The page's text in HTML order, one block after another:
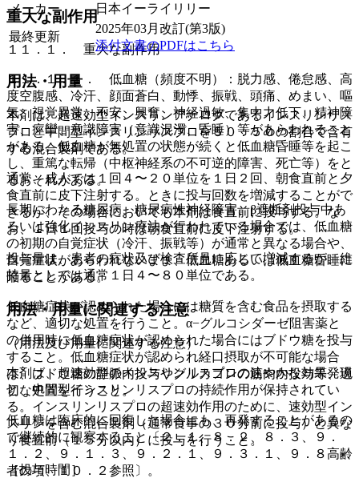
重大な副作用
１１．１． 重大な副作用
１１．１．１． 低血糖（頻度不明）：脱力感、倦怠感、高
度空腹感、冷汗、顔面蒼白、動悸、振戦、頭痛、めまい、嘔
気、視覚異常、不安、興奮、神経過敏、集中力低下、精神障
害、痙攣、意識障害（意識混濁、昏睡）等があらわれること
がある。低血糖が無処置の状態が続くと低血糖昏睡等を起こ
し、重篤な転帰（中枢神経系の不可逆的障害、死亡等）をと
るおそれがある。
長期にわたる糖尿病、糖尿病性神経障害、β遮断剤投与中あ
るいは強化インスリン療法が行われている場合では、低血糖
の初期の自覚症状（冷汗、振戦等）が通常と異なる場合や、
自覚症状があらわれないまま、低血糖あるいは低血糖昏睡に
陥ることがある。
低血糖症状が認められた場合には糖質を含む食品を摂取する
など、適切な処置を行うこと。α−グルコシダーゼ阻害薬と
の併用時に低血糖症状が認められた場合にはブドウ糖を投与
すること。低血糖症状が認められ経口摂取が不可能な場合
は、ブドウ糖の静脈内投与やグルカゴンの筋肉内投与等、適
切な処置を行うこと。
低血糖は臨床的に回復した場合にも、再発することがあるの
で継続的に観察すること〔２．１、８．２、８．３、９．
１．２、９．１．３、９．２．１、９．３．１、９．８高齢
者の項、１０．２参照〕。
メーカー
日本イーライリリー
最終更新
2025年03月改訂(第3版)
添付文書のPDFはこちら
用法・用量
本剤は、超速効型インスリンアナログであるインスリンリス
プロと中間型インスリンリスプロを５０：５０の割合で含有
する混合製剤である。
通常、成人では１回４〜２０単位を１日２回、朝食直前と夕
食直前に皮下注射する。ときに投与回数を増減することがで
きるが、その場合においても本剤は食直前に投与する。な
お、１日１回投与の時は朝食直前に皮下注射する。
投与量は、患者の症状及び検査所見に応じて増減するが、維
持量としては通常１日４〜８０単位である。
用法・用量に関連する注意
（用法及び用量に関連する注意）
本剤は、超速効型のインスリンリスプロの速やかな効果発現
と、中間型インスリンリスプロの持続作用が保持されてい
る。インスリンリスプロの超速効作用のために、速効型イン
スリンを含む混合製剤（通常食事の３０分前に投与）と異な
り食直前（１５分以内）に投与を行うこと。
［投与時間］